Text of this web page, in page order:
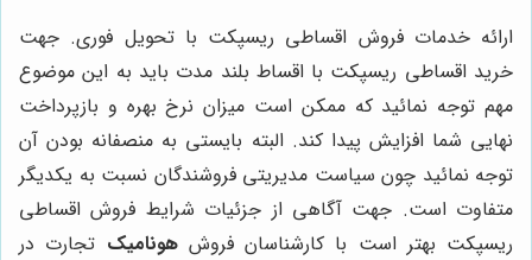
ارائه خدمات فروش اقساطی ریسپکت با تحویل فوری. جهت
خرید اقساطی ریسپکت با اقساط بلند مدت باید به این موضوع
مهم توجه نمائید که ممکن است میزان نرخ بهره و بازپرداخت
نهایی شما افزایش پیدا کند. البته بایستی به منصفانه بودن آن
توجه نمائید چون سیاست مدیریتی فروشندگان نسبت به یکدیگر
متفاوت است. جهت آگاهی از جزئیات شرایط فروش اقساطی
ریسپکت بهتر است با کارشناسان فروشهونامیک تجارت در